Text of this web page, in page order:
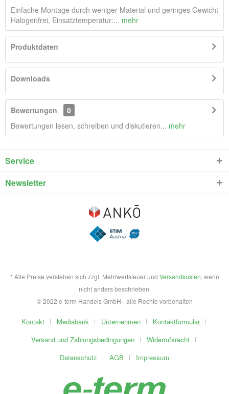
Einfache Montage durch weniger Material und geringes Gewicht
Halogenfrei, Einsatztemperatur:... mehr
Produktdaten
Downloads
Bewertungen
0
Bewertungen lesen, schreiben und diskutieren... mehr
Service
Newsletter
* Alle Preise verstehen sich zzgl. Mehrwertsteuer und Versandkosten, wenn
nicht anders beschrieben.
© 2022 e-term Handels GmbH - alle Rechte vorbehalten
Kontakt Mediabank Unternehmen
Kontaktformular
Versand und Zahlungsbedingungen
Widerrufsrecht
Datenschutz
AGB Impressum